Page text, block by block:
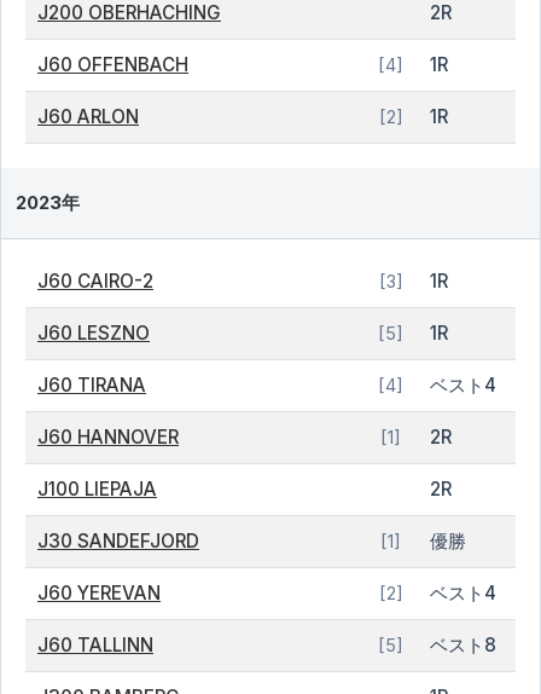
J200 OBERHACHING 2R
J60 OFFENBACH [4] 1R
J60 ARLON [2] 1R
2023年
J60 CAIRO-2 [3] 1R
J60 LESZNO [5] 1R
J60 TIRANA [4] ベスト4
J60 HANNOVER [1] 2R
J100 LIEPAJA 2R
J30 SANDEFJORD [1] 優勝
J60 YEREVAN [2] ベスト4
J60 TALLINN [5] ベスト8